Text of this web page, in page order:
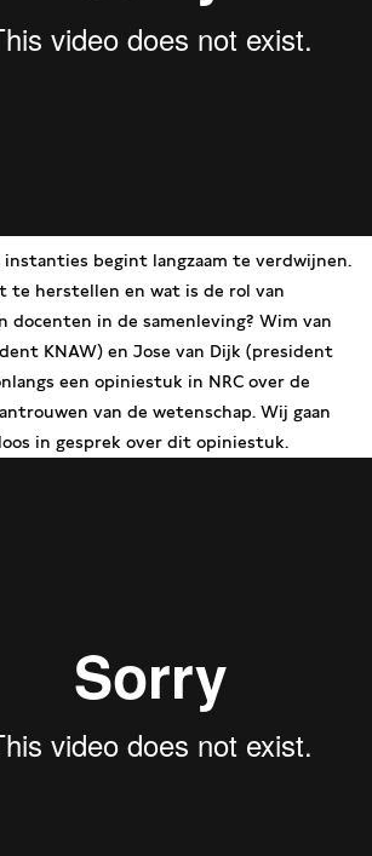
begint langzaam te verdwijnen.
te herstellen en wat is de rol van
docenten in de samenleving? Wim van
KNAW) en Jose van Dijk (president
een opiniestuk in NRC over de
van de wetenschap. Wij gaan
in gesprek over dit opiniestuk.